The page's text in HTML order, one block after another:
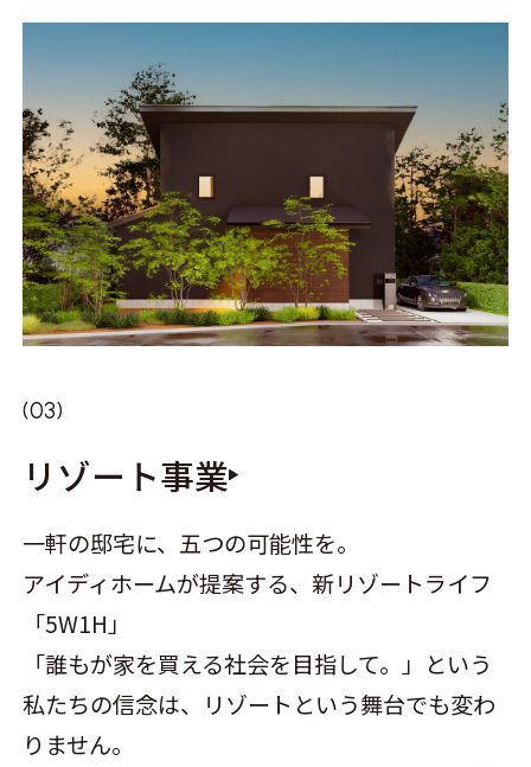
リゾート事業
一軒の邸宅に、五つの可能性を。
アイディホームが提案する、新リゾートライフ
「5W1H」
「誰もが家を買える社会を目指して。」という
私たちの信念は、リゾートという舞台でも変わ
りません。